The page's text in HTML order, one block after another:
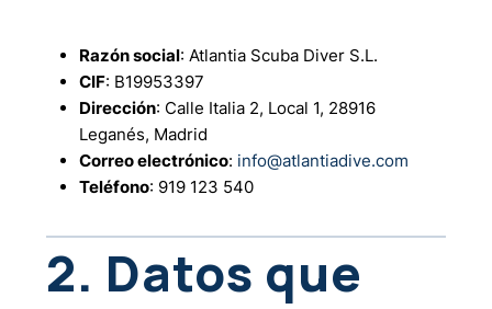
Razón social: Atlantia Scuba Diver S.L.
CIF: B19953397
Dirección: Calle Italia 2, Local 1, 28916
Leganés, Madrid
Correo electrónico: info@atlantiadive.com
Teléfono: 919 123 540
2. Datos que